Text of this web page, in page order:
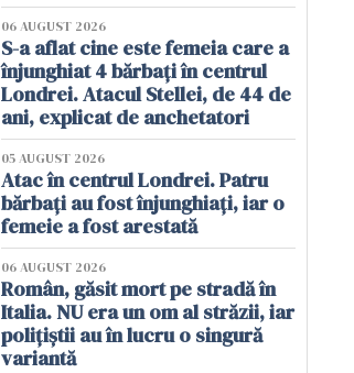
06 AUGUST 2026
S-a aflat cine este femeia care a
înjunghiat 4 bărbați în centrul
Londrei. Atacul Stellei, de 44 de
ani, explicat de anchetatori
05 AUGUST 2026
Atac în centrul Londrei. Patru
bărbați au fost înjunghiați, iar o
femeie a fost arestată
06 AUGUST 2026
Român, găsit mort pe stradă în
Italia. NU era un om al străzii, iar
polițiștii au în lucru o singură
variantă